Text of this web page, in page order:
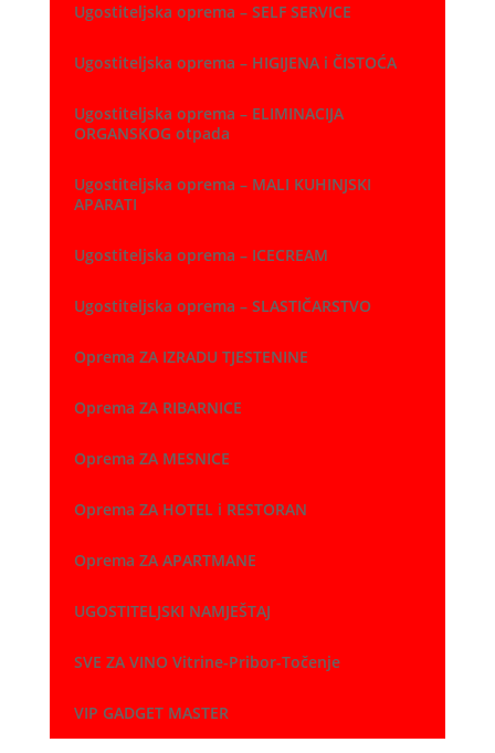
Ugostiteljska oprema – SELF SERVICE
Ugostiteljska oprema – HIGIJENA i ČISTOĆA
Ugostiteljska oprema – ELIMINACIJA
ORGANSKOG otpada
Ugostiteljska oprema – MALI KUHINJSKI
APARATI
Ugostiteljska oprema – ICECREAM
Ugostiteljska oprema – SLASTIČARSTVO
Oprema ZA IZRADU TJESTENINE
Oprema ZA RIBARNICE
Oprema ZA MESNICE
Oprema ZA HOTEL i RESTORAN
Oprema ZA APARTMANE
UGOSTITELJSKI NAMJEŠTAJ
SVE ZA VINO Vitrine-Pribor-Točenje
VIP GADGET MASTER